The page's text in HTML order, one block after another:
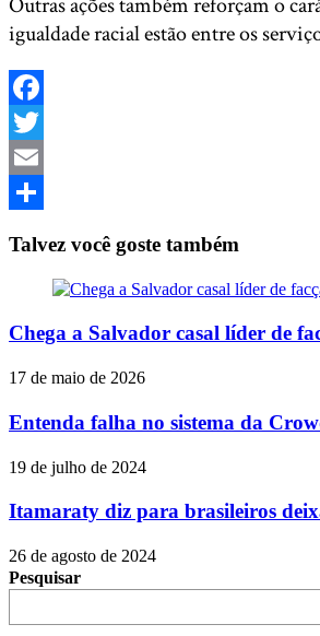
igualdade racial estão entre os
Facebook
Twitter
Email
Talvez você goste também
Chega a Salvador casal líder de
17 de maio de 2026
Entenda falha no sistema da
19 de julho de 2024
Itamaraty diz para brasileiros
26 de agosto de 2024
Pesquisar